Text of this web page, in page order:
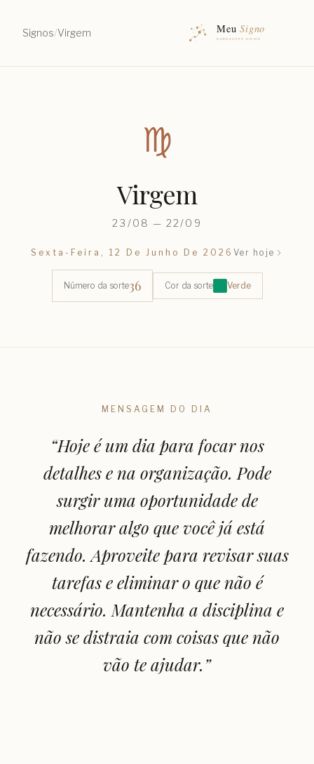
Signos/Virgem
♍︎
Virgem
23/08 — 22/09
Sexta-Feira, 12 De Junho De 2026Ver hoje
Número da sorte36 Cor da sorte Verde
MENSAGEM DO DIA
“Hoje é um dia para focar nos
detalhes e na organização. Pode
surgir uma oportunidade de
melhorar algo que você já está
fazendo. Aproveite para revisar suas
tarefas e eliminar o que não é
necessário. Mantenha a disciplina e
não se distraia com coisas que não
vão te ajudar.”